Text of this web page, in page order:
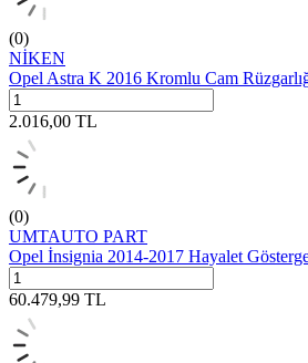
(0)
NİKEN
Opel Astra K 2016 Kromlu Cam
2.016,00 TL
(0)
UMTAUTO PART
Opel İnsignia 2014-2017 Hayalet
60.479,99 TL